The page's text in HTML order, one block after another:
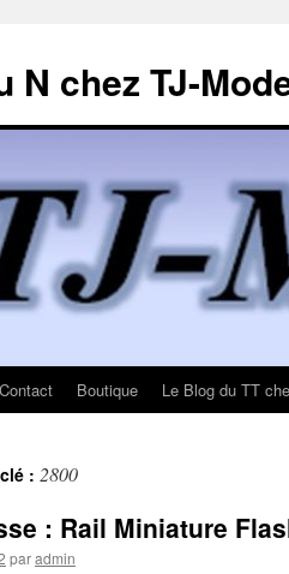
N chez TJ-
Contact Boutique Le Blog du TT
: 2800
: Rail Miniature
paradmin